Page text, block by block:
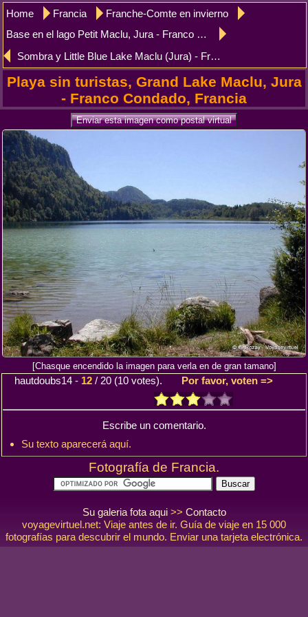
Home Francia
Franche-Comte en invierno
Base en el lago Petit Maclu, Jura - Franco Condado
Sombra y Little Blue Lake Maclu (Jura) - Franco Condado
Playa sin turistas, Grand Lake Maclu, Jura
- Franco Condado, Francia
[Chasque encendido la imagen para verla en de gran tamano]
hautdoubs14 - 12 / 20 (10 votes). Por favor, voten =>
Escribe un comentario.
Su texto aparecerá aquí.
Fotografía de Francia.
Su galeria fota aqui>> Contacto
voyagevirtuel.net: Viaje antes de ir. Guía de viaje en 15 000
fotografías para descubrir el mundo. Enviar una tarjeta electrónica.